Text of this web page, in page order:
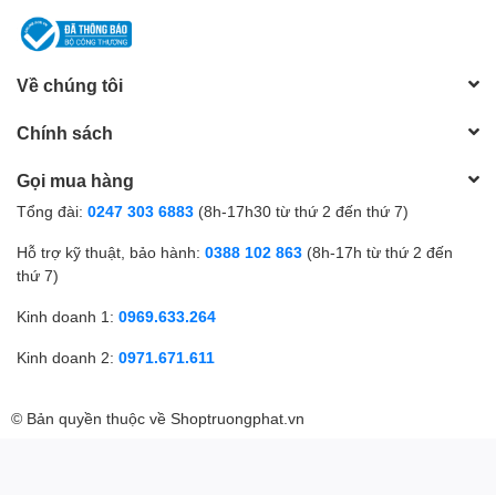
Về chúng tôi
Chính sách
Gọi mua hàng
Tổng đài: 0247 303 6883 (8h-17h30 từ thứ 2 đến thứ 7)
Hỗ trợ kỹ thuật, bảo hành: 0388 102 863 (8h-17h từ thứ 2 đến
thứ 7)
Kinh doanh 1: 0969.633.264
Kinh doanh 2: 0971.671.611
© Bản quyền thuộc về Shoptruongphat.vn